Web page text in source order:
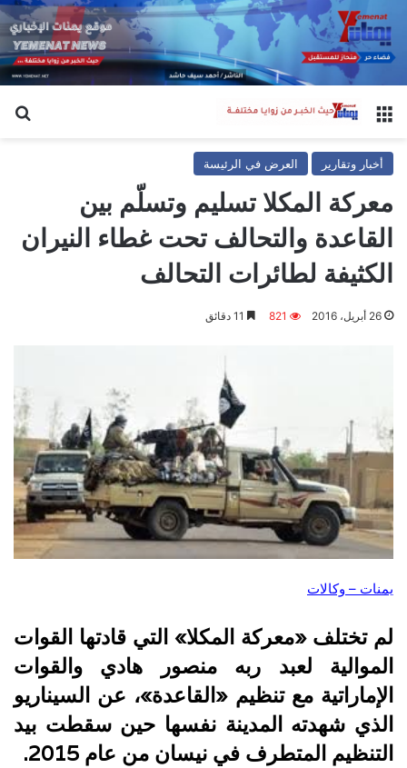
القائمة
أخبار وتقارير العرض في الرئيسة
معركة المكلا تسليم وتسلّم بين
القاعدة والتحالف تحت غطاء النيران
الكثيفة لطائرات التحالف
26 أبريل، 2016 821
يمنات – وكالات
لم تختلف «معركة المكلا» التي قادتها القوات
الموالية لعبد ربه منصور هادي والقوات
الإماراتية مع تنظيم «القاعدة»، عن السيناريو
الذي شهدته المدينة نفسها حين سقطت بيد
التنظيم المتطرف في نيسان من عام 2015.